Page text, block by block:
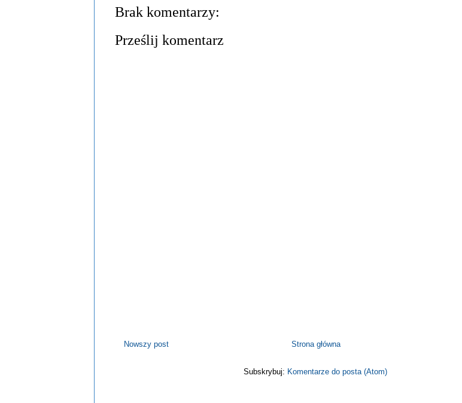
Brak komentarzy:
Prześlij komentarz
Nowszy post Strona główna
Subskrybuj: Komentarze do posta (Atom)